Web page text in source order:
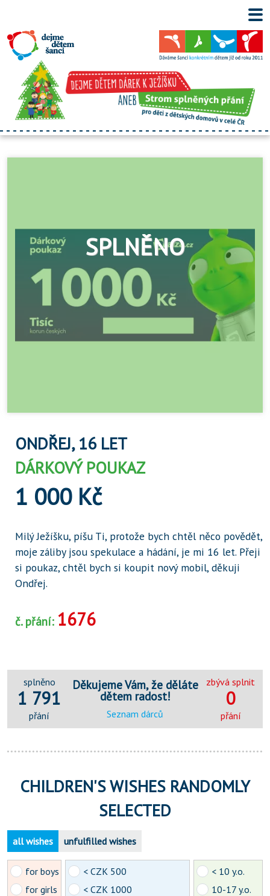
ONDŘEJ, 16 LET
DÁRKOVÝ POUKAZ
1 000 Kč
Milý Ježíšku, píšu Ti, protože bych chtěl něco povědět,
moje záliby jsou spekulace a hádání, je mi 16 let. Přeji
si poukaz, chtěl bych si koupit nový mobil, děkuji
Ondřej.
č. přání: 1676
splněno
1 791
přání
Děkujeme Vám, že děláte
dětem radost!
Seznam dárců
zbývá splnit
0
přání
CHILDREN'S WISHES RANDOMLY
SELECTED
all wishes unfulfilled wishes
for boys
for girls
< CZK 500
< CZK 1000
< 10 y.o.
10-17 y.o.